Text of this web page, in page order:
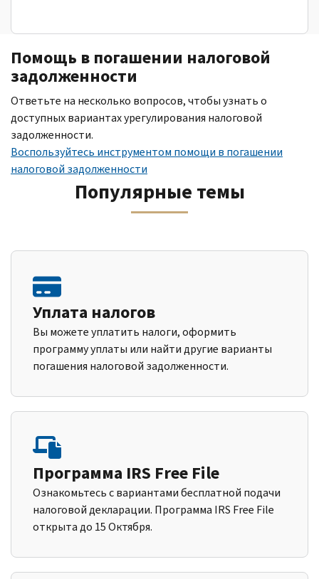
Помощь в погашении налоговой
задолженности
Ответьте на несколько вопросов, чтобы узнать о
доступных вариантах урегулирования налоговой
задолженности.
Воспользуйтесь инструментом помощи в погашении
налоговой задолженности
Популярные темы
Уплата налогов
Вы можете уплатить налоги, оформить
программу уплаты или найти другие варианты
погашения налоговой задолженности.
Программа IRS Free File
Ознакомьтесь с вариантами бесплатной подачи
налоговой декларации. Программа IRS Free File
открыта до 15 Октября.